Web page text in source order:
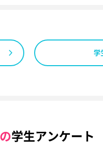
学
学生アンケート